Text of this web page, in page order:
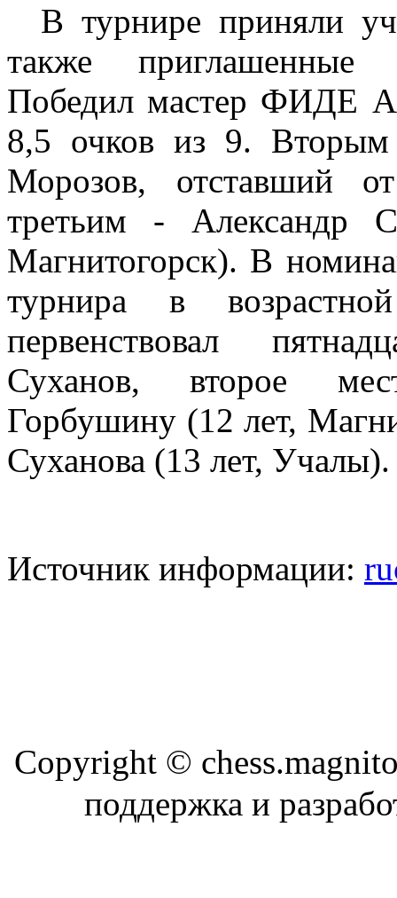
В турнире приняли
также приглашенные
Победил мастер ФИДЕ
8,5 очков из 9.
Морозов, отставший
третьим - Александр
Магнитогорск). В
турнира в
первенствовал
Суханов, второе
Горбушину (12 лет,
Суханова (13 лет, Учалы).
Источник информации:
Copyright ©
поддержка и